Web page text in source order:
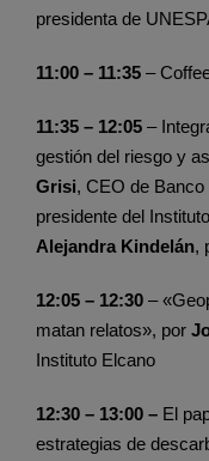
presidenta de
11:00 – 11:35 –
11:35 – 12:05 –
gestión del riesgo y
Grisi, CEO de Banco
presidente del
Alejandra Kindelán,
12:05 – 12:30 –
matan relatos», por
Instituto Elcano
12:30 – 13:00 – El
estrategias de